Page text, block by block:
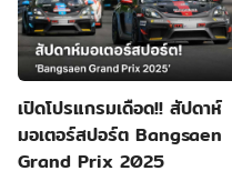
เปิดโปรแกรมเดือด!! สัปดาห์
มอเตอร์สปอร์ต Bangsaen
Grand Prix 2025